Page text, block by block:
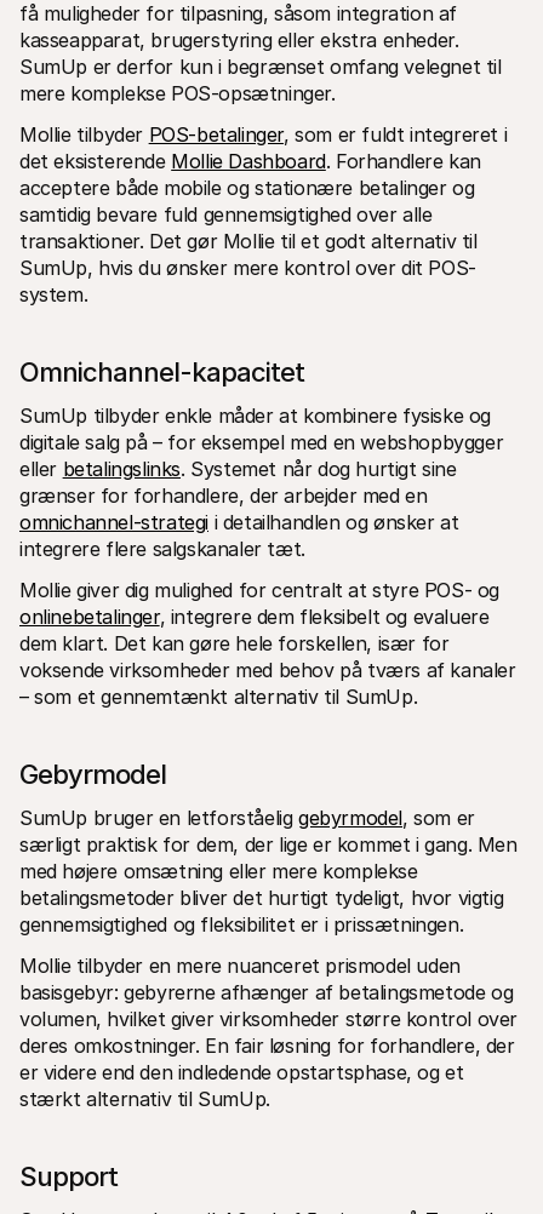
få muligheder for tilpasning, såsom integration af
kasseapparat, brugerstyring eller ekstra enheder.
SumUp er derfor kun i begrænset omfang velegnet til
mere komplekse POS-opsætninger.
Mollie tilbyder POS-betalinger, som er fuldt integreret i
det eksisterende Mollie Dashboard. Forhandlere kan
acceptere både mobile og stationære betalinger og
samtidig bevare fuld gennemsigtighed over alle
transaktioner. Det gør Mollie til et godt alternativ til
SumUp, hvis du ønsker mere kontrol over dit POS-
system.
Omnichannel-kapacitet
SumUp tilbyder enkle måder at kombinere fysiske og
digitale salg på – for eksempel med en webshopbygger
eller betalingslinks. Systemet når dog hurtigt sine
grænser for forhandlere, der arbejder med en
omnichannel-strategi i detailhandlen og ønsker at
integrere flere salgskanaler tæt.
onlinebetalinger, integrere dem fleksibelt og evaluere
dem klart. Det kan gøre hele forskellen, især for
voksende virksomheder med behov på tværs af kanaler
– som et gennemtænkt alternativ til SumUp.
Gebyrmodel
SumUp bruger en letforståelig gebyrmodel, som er
særligt praktisk for dem, der lige er kommet i gang. Men
med højere omsætning eller mere komplekse
betalingsmetoder bliver det hurtigt tydeligt, hvor vigtig
gennemsigtighed og fleksibilitet er i prissætningen.
Mollie tilbyder en mere nuanceret prismodel uden
basisgebyr: gebyrerne afhænger af betalingsmetode og
volumen, hvilket giver virksomheder større kontrol over
deres omkostninger. En fair løsning for forhandlere, der
er videre end den indledende opstartsphase, og et
stærkt alternativ til SumUp.
Support